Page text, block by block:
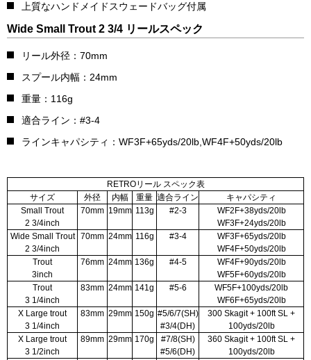
上質なハンドメイドスウェードバッグ付属
Wide Small Trout 2 3/4 リールスペック
リール外径：70mm
スプール内幅：24mm
重量：116g
適合ライン：#3-4
ラインキャパシティ：WF3F+65yds/20lb,WF4F+50yds/20lb
RETROリール スペック表
サイズ
外径 内幅 重量 適合ライン
キャパシティ
Small Trout
2 3/4inch
70mm 19mm 113g #2-3
WF2F+38yds/20lb
WF3F+24yds/20lb
Wide Small Trout
2 3/4inch
70mm 24mm 116g #3-4
WF3F+65yds/20lb
WF4F+50yds/20lb
Trout
3inch
76mm 24mm 136g #4-5
WF4F+90yds/20lb
WF5F+60yds/20lb
Trout
3 1/4inch
83mm 24mm 141g #5-6
WF5F+100yds/20lb
WF6F+65yds/20lb
X Large trout
3 1/4inch
83mm 29mm 150g #5/6/7(SH)
#3/4(DH)
300 Skagit + 100ft SL +
100yds/20lb
X Large trout
3 1/2inch
89mm 29mm 170g
#7/8(SH)
#5/6(DH)
360 Skagit + 100ft SL +
100yds/20lb